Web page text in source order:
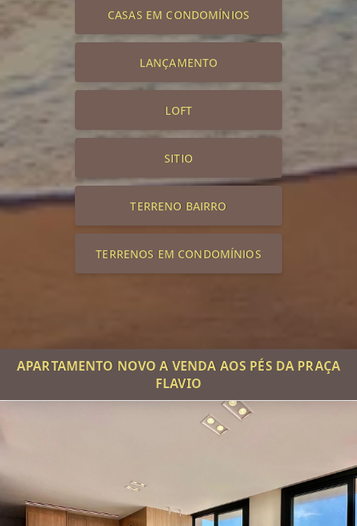
CASAS EM CONDOMÍNIOS
LANÇAMENTO
LOFT
SITIO
TERRENO BAIRRO
TERRENOS EM CONDOMÍNIOS
APARTAMENTO NOVO A VENDA AOS PÉS DA PRAÇA
FLAVIO